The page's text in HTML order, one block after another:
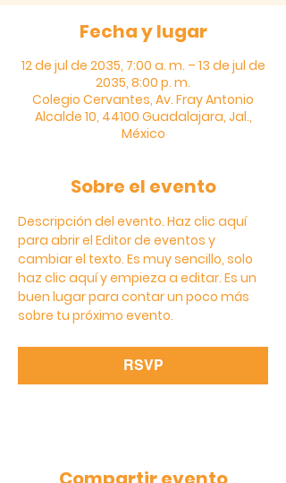
Fecha y lugar
12 de jul de 2035, 7:00 a. m. – 13 de jul de
2035, 8:00 p. m.
Colegio Cervantes, Av. Fray Antonio
Alcalde 10, 44100 Guadalajara, Jal.,
México
Sobre el evento
Descripción del evento. Haz clic aquí
para abrir el Editor de eventos y
cambiar el texto. Es muy sencillo, solo
haz clic aquí y empieza a editar. Es un
buen lugar para contar un poco más
sobre tu próximo evento.
RSVP